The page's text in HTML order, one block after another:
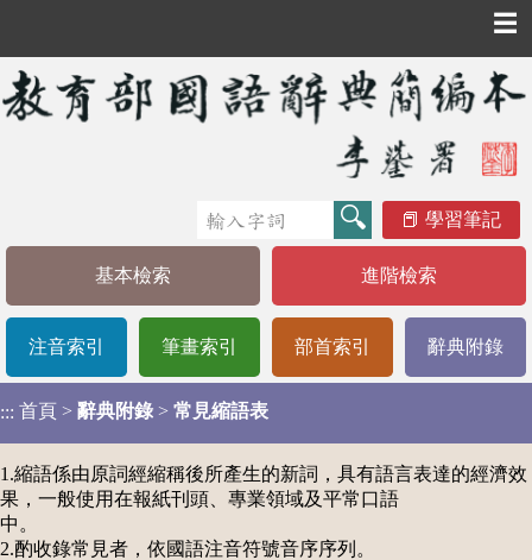
☰
學習筆記
基本檢索 進階檢索
注音索引 筆畫索引 部首索引 辭典附錄
::: 首頁 > 辭典附錄 > 常見縮語表
1.縮語係由原詞經縮稱後所產生的新詞，具有語言表達的經濟效
果，一般使用在報紙刊頭、專業領域及平常口語
中。
2.酌收錄常見者，依國語注音符號音序序列。